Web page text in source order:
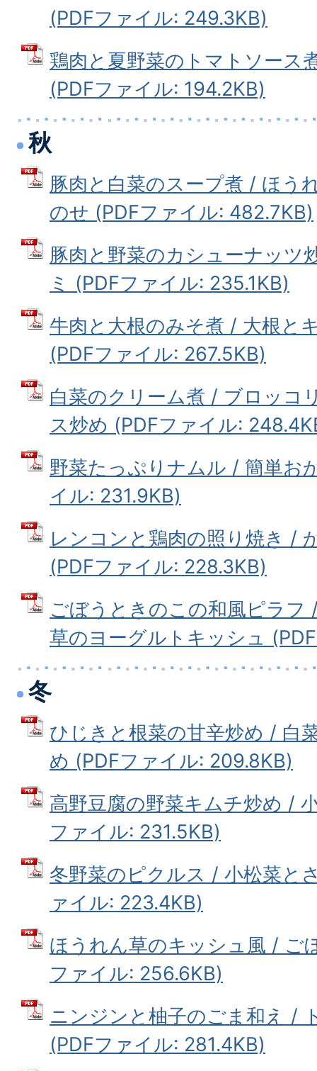
(PDFファイル: 249.3KB)
鶏肉と夏野菜のトマトソース
(PDFファイル: 194.2KB)
秋
豚肉と白菜のスープ煮 / ほう
のせ (PDFファイル: 482.7KB)
豚肉と野菜のカシューナッツ
ミ (PDFファイル: 235.1KB)
牛肉と大根のみそ煮 / 大根と
(PDFファイル: 267.5KB)
白菜のクリーム煮 / ブロッコ
ス炒め (PDFファイル:
野菜たっぷりナムル / 簡単お
イル: 231.9KB)
レンコンと鶏肉の照り焼き /
(PDFファイル: 228.3KB)
ごぼうときのこの和風ピラ
草のヨーグルトキッシュ
冬
ひじきと根菜の甘辛炒め / 白
め (PDFファイル: 209.8KB)
高野豆腐の野菜キムチ炒め /
ファイル: 231.5KB)
冬野菜のピクルス / 小松菜と
ァイル: 223.4KB)
ほうれん草のキッシュ風 / ご
ファイル: 256.6KB)
ニンジンと柚子のごま和え /
(PDFファイル: 281.4KB)